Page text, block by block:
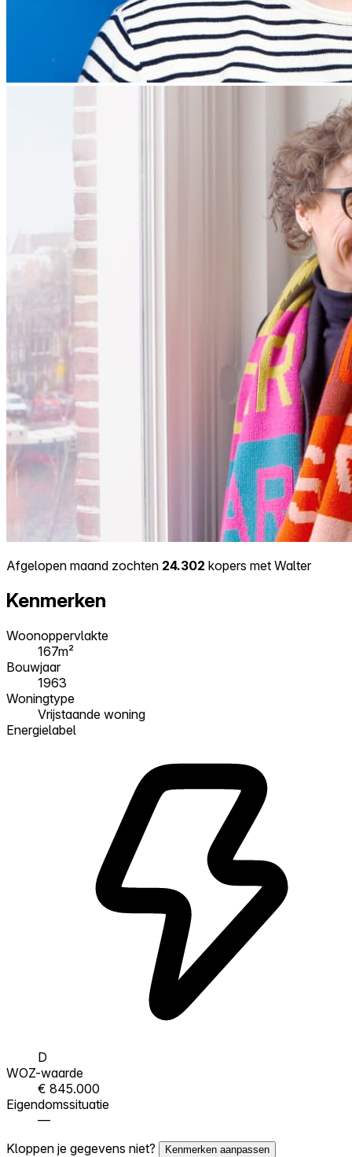
Afgelopen maand zochten 24.302 kopers met Walter
Kenmerken
Woonoppervlakte
167m²
Bouwjaar
1963
Woningtype
Vrijstaande woning
Energielabel
D
WOZ-waarde
€ 845.000
Eigendomssituatie
—
Kloppen je gegevens niet?
Kenmerken aanpassen